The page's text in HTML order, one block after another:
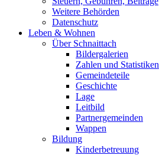
Weitere Behörden
Datenschutz
Leben & Wohnen
Über Schnaittach
Bildergalerien
Zahlen und Statistiken
Gemeindeteile
Geschichte
Lage
Leitbild
Partnergemeinden
Wappen
Bildung
Kinderbetreuung